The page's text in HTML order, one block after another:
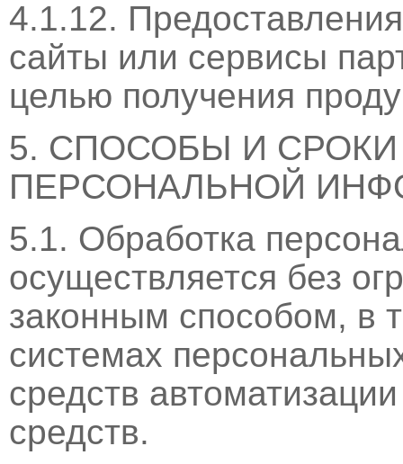
4.1.12.
сайты или сервисы
целью получения
5. СПОСОБЫ И
ПЕРСОНАЛЬНОЙ
5.1. Обработка
осуществляется без
законным способом, в
системах
средств
средств.